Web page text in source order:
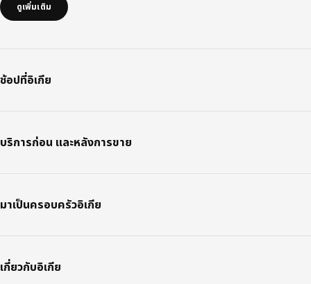
ดูเพิ่มเติม
ช้อปที่อิเกีย
บริการก่อน และหลังการขาย
มาเป็นครอบครัวอิเกีย
เกี่ยวกับอิเกีย